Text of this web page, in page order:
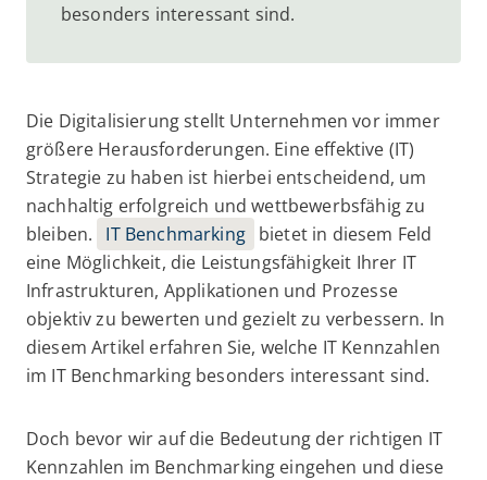
besonders interessant sind.
Die Digitalisierung stellt Unternehmen vor immer
größere Herausforderungen. Eine effektive (IT)
Strategie zu haben ist hierbei entscheidend, um
nachhaltig erfolgreich und wettbewerbsfähig zu
bleiben.
IT Benchmarking bietet in diesem Feld
eine Möglichkeit, die Leistungsfähigkeit Ihrer IT
Infrastrukturen, Applikationen und Prozesse
objektiv zu bewerten und gezielt zu verbessern. In
diesem Artikel erfahren Sie, welche IT Kennzahlen
im IT Benchmarking besonders interessant sind.
Doch bevor wir auf die Bedeutung der richtigen IT
Kennzahlen im Benchmarking eingehen und diese